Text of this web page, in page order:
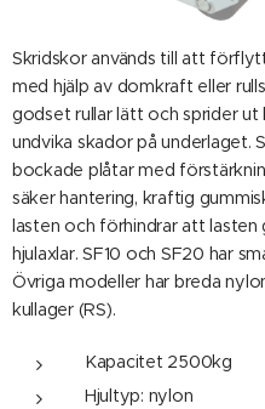
Skridskor används till att
med hjälp av domkraft eller
godset rullar lätt och sprider
undvika skador på underlaget.
bockade plåtar med
säker hantering, kraftig
lasten och förhindrar att
hjulaxlar. SF10 och SF20 har
Övriga modeller har breda
kullager (RS).
Kapacitet 2500kg
Hjultyp: nylon